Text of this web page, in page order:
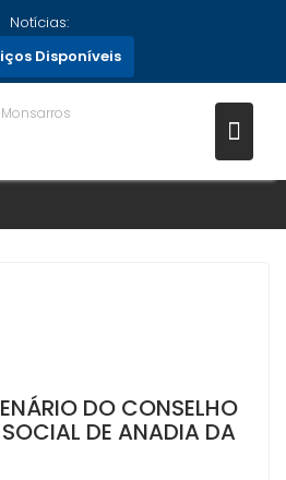
Notícias:
Disponíveis
DO CONSELHO
DE ANADIA DA